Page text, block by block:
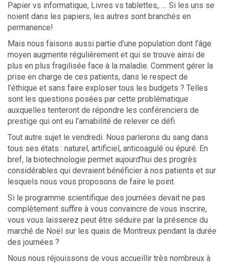
Papier vs informatique, Livres vs tablettes,….. Si les uns se
noient dans les papiers, les autres sont branchés en
permanence!
Mais nous faisons aussi partie d’une population dont l’âge
moyen augmente régulièrement et qui se trouve ainsi de
plus en plus fragilisée face à la maladie. Comment gérer la
prise en charge de ces patients, dans le respect de
l’éthique et sans faire exploser tous les budgets ? Telles
sont les questions posées par cette problématique
auxquelles tenteront de répondre les conférenciers de
prestige qui ont eu l’amabilité de relever ce défi.
Tout autre sujet le vendredi. Nous parlerons du sang dans
tous ses états : naturel, artificiel, anticoagulé ou épuré. En
bref, la biotechnologie permet aujourd’hui des progrès
considérables qui devraient bénéficier à nos patients et sur
lesquels nous vous proposons de faire le point.
Si le programme scientifique des journées devait ne pas
complètement suffire à vous convaincre de vous inscrire,
vous vous laisserez peut être séduire par la présence du
marché de Noël sur les quais de Montreux pendant la durée
des journées ?
Nous nous réjouissons de vous accueillir très nombreux à